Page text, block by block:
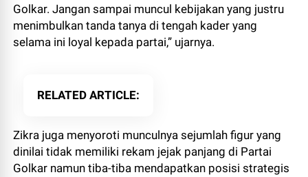
Golkar. Jangan sampai muncul kebijakan yang justru
menimbulkan tanda tanya di tengah kader yang
selama ini loyal kepada partai,” ujarnya.
RELATED ARTICLE
Zikra juga menyoroti munculnya sejumlah figur yang
dinilai tidak memiliki rekam jejak panjang di Partai
Golkar namun tiba-tiba mendapatkan posisi strategis